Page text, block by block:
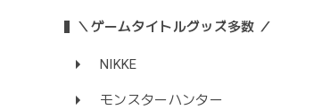
＼ゲームタイトルグッズ多数 ／
NIKKE
モンスターハンター